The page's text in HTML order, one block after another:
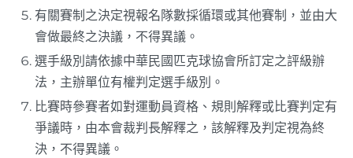
有關賽制之決定視報名隊數採循環或其他賽制，並由大
會做最終之決議，不得異議。
選手級別請依據中華民國匹克球協會所訂定之評級辦
法，主辦單位有權判定選手級別。
比賽時參賽者如對運動員資格、規則解釋或比賽判定有
爭議時，由本會裁判長解釋之，該解釋及判定視為終
決，不得異議。